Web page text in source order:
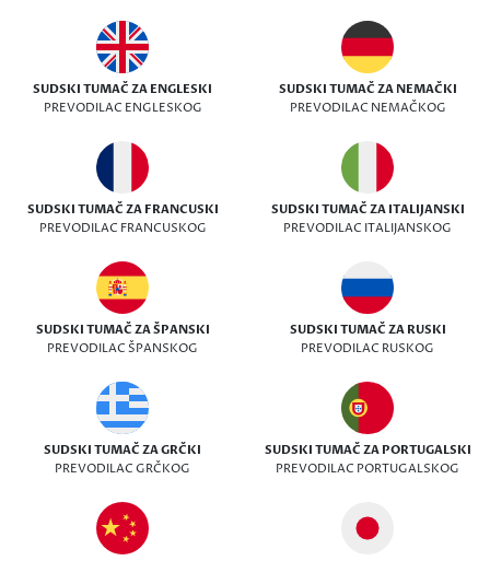
SUDSKI TUMAČ ZA ENGLESKI
PREVODILAC ENGLESKOG
SUDSKI TUMAČ ZA NEMAČKI
PREVODILAC NEMAČKOG
SUDSKI TUMAČ ZA FRANCUSKI
PREVODILAC FRANCUSKOG
SUDSKI TUMAČ ZA ITALIJANSKI
PREVODILAC ITALIJANSKOG
SUDSKI TUMAČ ZA ŠPANSKI
PREVODILAC ŠPANSKOG
SUDSKI TUMAČ ZA RUSKI
PREVODILAC RUSKOG
SUDSKI TUMAČ ZA GRČKI
PREVODILAC GRČKOG
SUDSKI TUMAČ ZA PORTUGALSKI
PREVODILAC PORTUGALSKOG